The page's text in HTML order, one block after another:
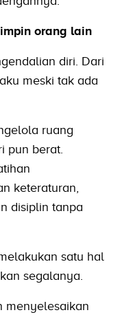
orang lain
diri. Dari
meski tak ada
ruang
pun berat.
keteraturan,
disiplin tanpa
satu hal
segalanya.
menyelesaikan